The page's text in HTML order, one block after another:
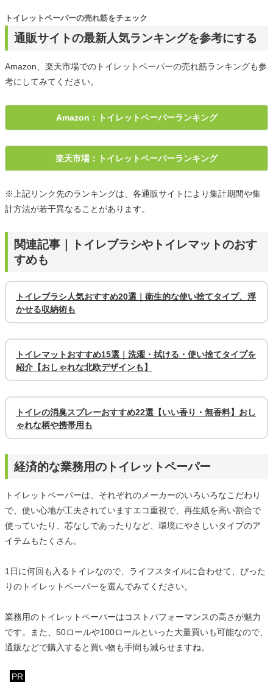
通販サイトの最新人気ランキングを参考にする
トイレットペーパーの売れ筋をチェック
Amazon、楽天市場でのトイレットペーパーの売れ筋ランキングも参
考にしてみてください。
Amazon：トイレットペーパーランキング
楽天市場：トイレットペーパーランキング
※上記リンク先のランキングは、各通販サイトにより集計期間や集
計方法が若干異なることがあります。
関連記事｜トイレブラシやトイレマットのおす
すめも
トイレブラシ人気おすすめ20選｜衛生的な使い捨てタイプ、浮
かせる収納術も
トイレマットおすすめ15選｜洗濯・拭ける・使い捨てタイプを
紹介【おしゃれな北欧デザインも】
トイレの消臭スプレーおすすめ22選【いい香り・無香料】おし
ゃれな柄や携帯用も
経済的な業務用のトイレットペーパー
トイレットペーパーは、それぞれのメーカーのいろいろなこだわり
で、使い心地が工夫されていますエコ重視で、再生紙を高い割合で
使っていたり、芯なしであったりなど、環境にやさしいタイプのア
イテムもたくさん。
1日に何回も入るトイレなので、ライフスタイルに合わせて、ぴった
りのトイレットペーパーを選んでみてください。
業務用のトイレットペーパーはコストパフォーマンスの高さが魅力
です。また、50ロールや100ロールといった大量買いも可能なので、
通販などで購入すると買い物も手間も減らせますね。
PR